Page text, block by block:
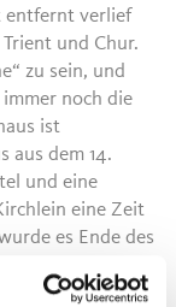
entfernt verlief
und Chur.
zu sein, und
noch die
ist
aus dem 14.
und eine
eine Zeit
es Ende des
nur bei